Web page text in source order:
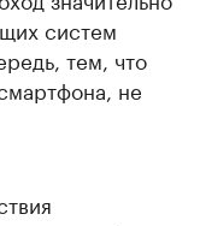
систем
тем, что
не